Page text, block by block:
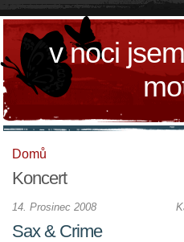
v noci
Domů
Koncert
14. Prosinec 2008
Sax & Crime